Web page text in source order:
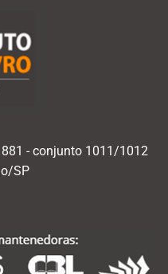
- conjunto 1011/1012
SP